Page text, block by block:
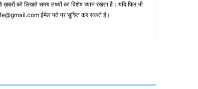
को लिखते समय तथ्‍यों का विशेष ध्‍यान रखता है। यदि फिर भी
ईमेल पते पर सूचित कर सकते हैं।